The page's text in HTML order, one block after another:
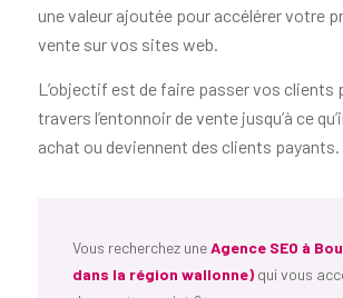
une valeur ajoutée pour accélérer votre
vente sur vos sites web.
L’objectif est de faire passer vos clients
travers l’entonnoir de vente jusqu’à ce
achat ou deviennent des clients payants.
Vous recherchez uneAgence SEO à
dans la région wallonne)qui vous